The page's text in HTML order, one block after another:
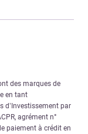
des marques de
en tant
d’Investissement par
agrément n°
paiement à crédit en